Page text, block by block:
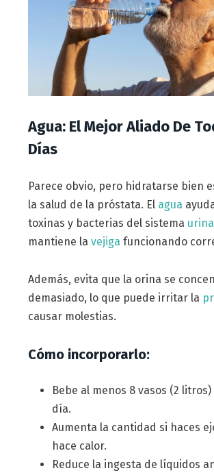
Agua: El Mejor Aliado De
Días
Parece obvio, pero hidratarse bien
la salud de la próstata. El agua
toxinas y bacterias del sistema
mantiene la vejiga funcionando
Además, evita que la orina se
demasiado, lo que puede irritar la
causar molestias.
Cómo incorporarlo:
Bebe al menos 8 vasos (2
día.
Aumenta la cantidad si haces
hace calor.
Reduce la ingesta de líquidos